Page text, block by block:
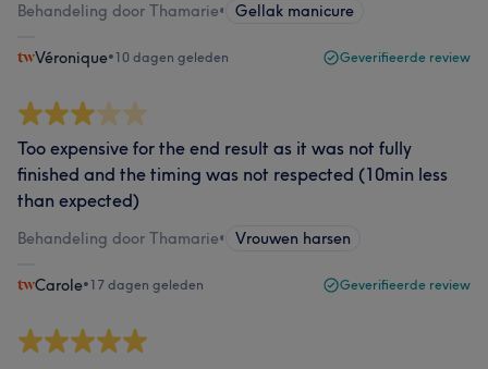
Behandeling door Thamarie• Gellak manicure
Véronique•10 dagen geleden Geverifieerde review
Too expensive for the end result as it was not fully
finished and the timing was not respected (10min less
than expected)
Behandeling door Thamarie• Vrouwen harsen
Carole•17 dagen geleden Geverifieerde review